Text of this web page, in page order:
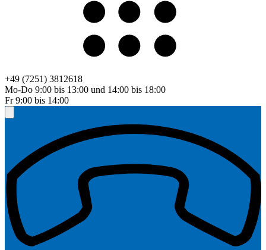
+49 (7251) 3812618
Mo-Do 9:00 bis 13:00 und 14:00 bis 18:00
Fr 9:00 bis 14:00